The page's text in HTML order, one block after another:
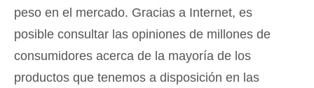
peso en el mercado. Gracias a Internet, es
posible consultar las opiniones de millones de
consumidores acerca de la mayoría de los
productos que tenemos a disposición en las